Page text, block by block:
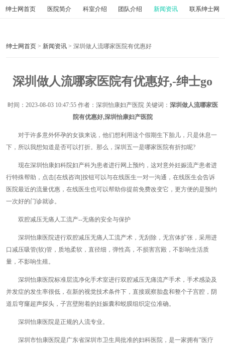
绅士网首页 医院简介 科室介绍 团队介绍 新闻资讯 联系绅士网
绅士网首页 > 新闻资讯 > 深圳做人流哪家医院有优惠好
深圳做人流哪家医院有优惠好,-绅士go
时间： 2023-08-03 10:47:55作者：深圳怡康妇产医院 关键词： 深圳做人流哪家医
院有优惠好,深圳怡康妇产医院
对于许多意外怀孕的女孩来说，他们想利用这个假期生下胎儿，只是休息一
下，所以我想知道是否可以打折。那么，深圳五一是哪家医院有折扣呢?
现在深圳怡康妇科院妇产科为患者进行网上预约，这对意外妊娠流产患者进
行特殊帮助，点击[在线咨询]按钮可以与在线医生一对一沟通，在线医生会告诉
医院最近的流量优惠，在线医生也可以帮助你提前免费改变它，更方便的是预约
一次好的门诊就诊。
双腔减压无痛人工流产--无痛的安全与保护
深圳怡康医院进行双腔减压无痛人工流产术，无刮除，无宫体扩张，采用进
口减压吸管(软)管，质地柔软，直径细，弹性高，不损害宫殿，不影响生活质
量，不影响生殖。
深圳怡康医院标准层流净化手术室进行双腔减压无痛流产手术，手术感染及
并发症的发生率很低，在新的视觉技术条件下，直接观察胎盘和整个子宫腔，阴
道后穹窿超声探头，子宫壁附着的妊娠囊和蜕膜组织定位准确。
深圳怡康医院是正规的人流专业。
深圳市怡康医院是广东省深圳市卫生局批准的妇科医院，是一家拥有"医疗